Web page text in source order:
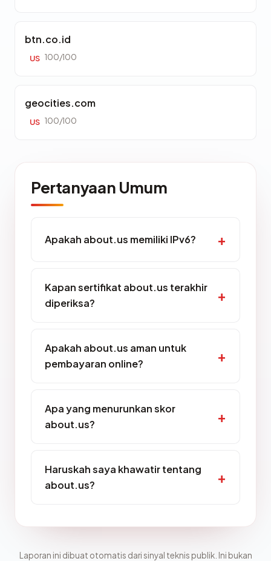
btn.co.id
US 100/100
geocities.com
US 100/100
Pertanyaan Umum
Apakah about.us memiliki IPv6?
Kapan sertifikat about.us terakhir
diperiksa?
Apakah about.us aman untuk
pembayaran online?
Apa yang menurunkan skor
about.us?
Haruskah saya khawatir tentang
about.us?
Laporan ini dibuat otomatis dari sinyal teknis publik. Ini bukan